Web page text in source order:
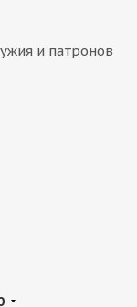
и патронов